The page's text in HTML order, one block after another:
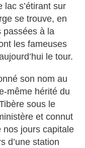
lac s’étirant sur
se trouve, en
passées à la
les fameuses
le tour.
son nom au
même hérité du
sous le
et connut
nos jours capitale
d’une station